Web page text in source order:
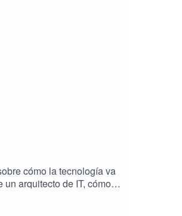
cómo la tecnología va
arquitecto de IT, cómo
comparte su perspectiva
con innovación y